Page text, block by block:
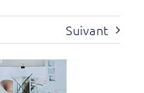
Suivant